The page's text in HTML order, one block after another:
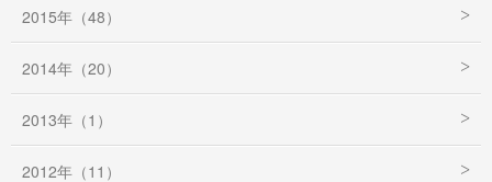
2015年（48）
2014年（20）
2013年（1）
2012年（11）